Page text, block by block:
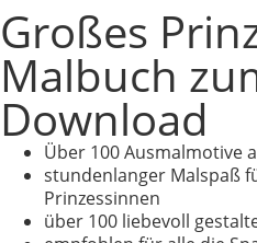
Großes
Malbuch
Download
Über 100 Ausmalmotive
stundenlanger Malspaß
Prinzessinnen
über 100 liebevoll